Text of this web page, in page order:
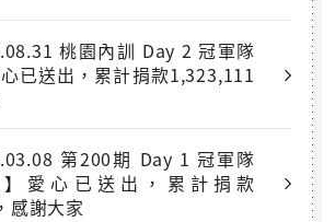
桃園內訓 Day 2 冠軍隊
心已送出，累計捐款1,323,111
第200期 Day 1 冠軍隊
】愛心已送出，累計捐款
感謝大家